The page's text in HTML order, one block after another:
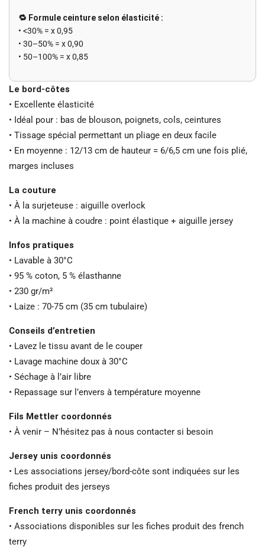
🔁 Formule ceinture selon élasticité :
• <30% = x 0,95
• 30–50% = x 0,90
• 50–100% = x 0,85
Le bord-côtes
• Excellente élasticité
• Idéal pour : bas de blouson, poignets, cols, ceintures
• Tissage spécial permettant un pliage en deux facile
• En moyenne : 12/13 cm de hauteur = 6/6,5 cm une fois plié,
marges incluses
La couture
• À la surjeteuse : aiguille overlock
• À la machine à coudre : point élastique + aiguille jersey
Infos pratiques
• Lavable à 30°C
• 95 % coton, 5 % élasthanne
• 230 gr/m²
• Laize : 70-75 cm (35 cm tubulaire)
Conseils d’entretien
• Lavez le tissu avant de le couper
• Lavage machine doux à 30°C
• Séchage à l’air libre
• Repassage sur l’envers à température moyenne
Fils Mettler coordonnés
• À venir – N’hésitez pas à nous contacter si besoin
Jersey unis coordonnés
• Les associations jersey/bord-côte sont indiquées sur les
fiches produit des jerseys
French terry unis coordonnés
• Associations disponibles sur les fiches produit des french
terry